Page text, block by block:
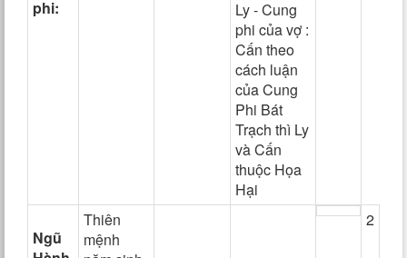
phi:
Ly - Cung
phi của vợ :
Cấn theo
cách luận
của Cung
Phi Bát
Trạch thì Ly
và Cấn
thuộc Họa
Hại
Ngũ
Thiên
mệnh
2